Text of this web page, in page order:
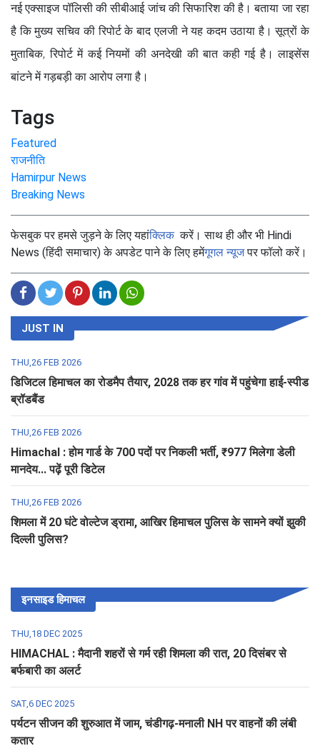
नई एक्साइज पॉलिसी की सीबीआई जांच की सिफारिश की है। बताया जा रहा
है कि मुख्य सचिव की रिपोर्ट के बाद एलजी ने यह कदम उठाया है। सूत्रों के
मुताबिक, रिपोर्ट में कई नियमों की अनदेखी की बात कही गई है। लाइसेंस
बांटने में गड़बड़ी का आरोप लगा है।
Tags
Featured
राजनीति
Hamirpur News
Breaking News
फेसबुक पर हमसे जुड़ने के लिए यहांक्लिककरें। साथ ही और भी Hindi
News (हिंदी समाचार) के अपडेट पाने के लिए हमेंगूगल न्यूजपर फॉलो करें।
JUST IN
THU,26 FEB 2026
डिजिटल हिमाचल का रोडमैप तैयार, 2028 तक हर गांव में पहुंचेगा हाई-स्पीड
ब्रॉडबैंड
THU,26 FEB 2026
Himachal : होम गार्ड के 700 पदों पर निकली भर्ती, ₹977 मिलेगा डेली
मानदेय... पढ़ें पूरी डिटेल
THU,26 FEB 2026
शिमला में 20 घंटे वोल्टेज ड्रामा, आखिर हिमाचल पुलिस के सामने क्यों झुकी
दिल्ली पुलिस?
इनसाइड हिमाचल
THU,18 DEC 2025
HIMACHAL : मैदानी शहरों से गर्म रही शिमला की रात, 20 दिसंबर से
बर्फबारी का अलर्ट
SAT,6 DEC 2025
पर्यटन सीजन की शुरुआत में जाम, चंडीगढ़-मनाली NH पर वाहनों की लंबी
कतार